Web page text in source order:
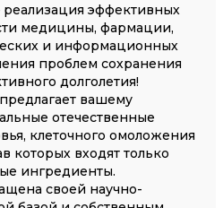
эффективных
медицины, фармации,
и информационных
проблем сохранения
долголетия!
вашему
отечественные
клеточного омоложения
которых входят только
ингредиенты.
своей научно-